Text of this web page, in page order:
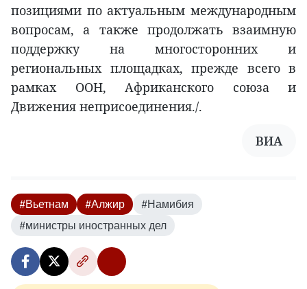
позициями по актуальным международным
вопросам, а также продолжать взаимную
поддержку на многосторонних и
региональных площадках, прежде всего в
рамках ООН, Африканского союза и
Движения неприсоединения./.
ВИА
#Вьетнам #Алжир
#Намибия
#министры иностранных дел